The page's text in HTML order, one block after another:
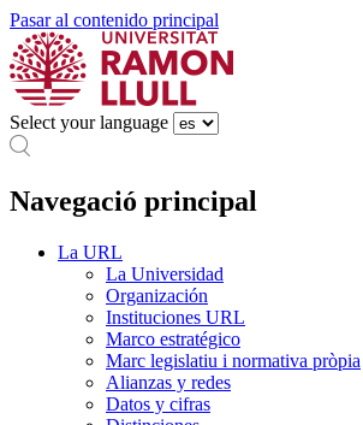
Pasar al contenido principal
Select your language
Navegació principal
La URL
La Universidad
Organización
Instituciones URL
Marco estratégico
Marc legislatiu i normativa pròpia
Alianzas y redes
Datos y cifras